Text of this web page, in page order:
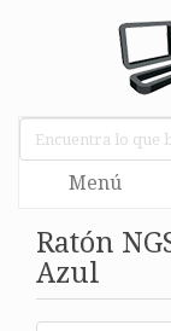
Menú
Ratón
Azul